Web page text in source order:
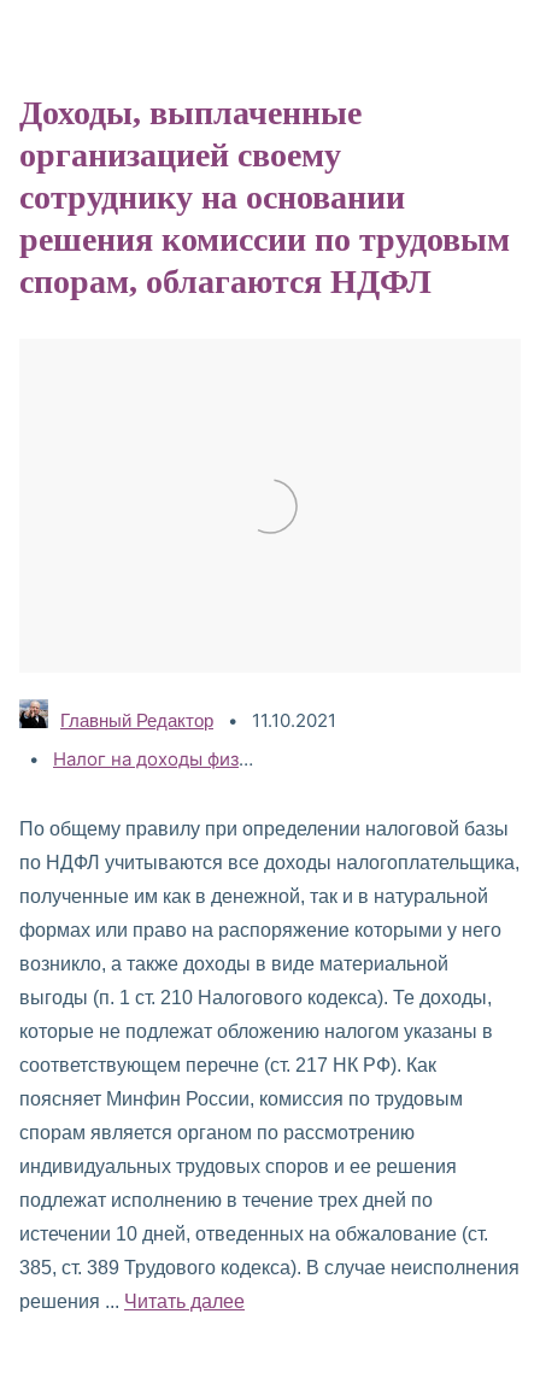
Доходы, выплаченные
организацией своему
сотруднику на основании
решения комиссии по трудовым
спорам, облагаются НДФЛ
Главный Редактор
11.10.2021
Категории:
Налог на доходы физических лиц (НДФЛ)
По общему правилу при определении налоговой базы
по НДФЛ учитываются все доходы налогоплательщика,
полученные им как в денежной, так и в натуральной
формах или право на распоряжение которыми у него
возникло, а также доходы в виде материальной
выгоды (п. 1 ст. 210 Налогового кодекса). Те доходы,
которые не подлежат обложению налогом указаны в
соответствующем перечне (ст. 217 НК РФ). Как
поясняет Минфин России, комиссия по трудовым
спорам является органом по рассмотрению
индивидуальных трудовых споров и ее решения
подлежат исполнению в течение трех дней по
истечении 10 дней, отведенных на обжалование (ст.
385, ст. 389 Трудового кодекса). В случае неисполнения
решения ... Читать далее